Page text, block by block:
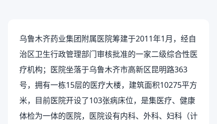
乌鲁木齐药业集团附属医院筹建于2011年1月，经自
治区卫生行政管理部门审核批准的一家二级综合性医
疗机构；医院坐落于乌鲁木齐市高新区昆明路363
号，拥有一栋15层的医疗大楼，建筑面积10275平方
米，目前医院开设了103张病床位，是集医疗、健康
体检为一体的医院，医院设有内科、外科、妇科（计